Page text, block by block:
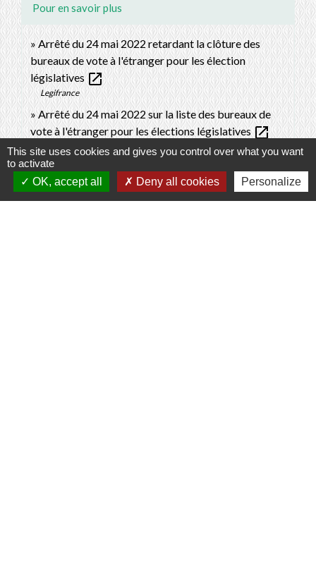
Pour en savoir plus
Arrêté du 24 mai 2022 retardant la clôture des
bureaux de vote à l'étranger pour les élection
législativesopen_in_new
Legifrance
Arrêté du 24 mai 2022 sur la liste des bureaux de
vote à l'étranger pour les élections législatives open_in_new
Vote électronique open_in_new
Ministère chargé de l'Europe et des affaires étrangères
Vote par correspondanceopen_in_new
This site uses cookies and gives you control over what you want
to activate
OK, accept all
Deny all cookies Personalize